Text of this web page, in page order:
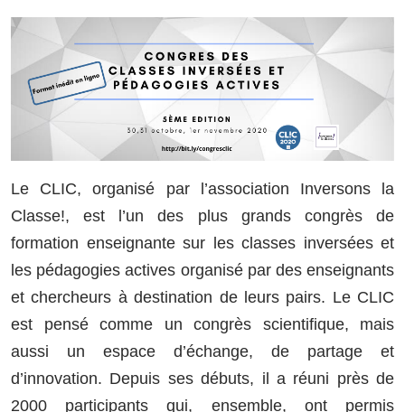
Le CLIC, organisé par l’association Inversons la
Classe!, est l’un des plus grands congrès de
formation enseignante sur les classes inversées et
les pédagogies actives organisé par des enseignants
et chercheurs à destination de leurs pairs. Le CLIC
est pensé comme un congrès scientifique, mais
aussi un espace d’échange, de partage et
d’innovation. Depuis ses débuts, il a réuni près de
2000 participants qui, ensemble, ont permis